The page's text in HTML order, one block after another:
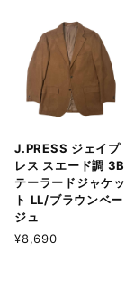
J.PRESS ジェイプ
レス スエード調 3B
テーラードジャケッ
ト LL/ブラウンベー
ジュ
¥8,690